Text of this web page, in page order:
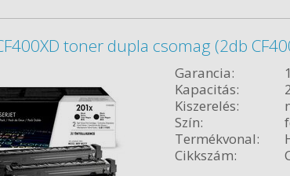
toner dupla csomag (2db
Garancia:
Kapacitás:
Kiszerelés:
Szín:
Termékvonal:
Cikkszám: